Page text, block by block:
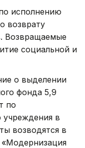
исполнению
возврату
Возвращаемые
социальной и
о выделении
фонда 5,9
по
учреждения в
возводятся в
«Модернизация